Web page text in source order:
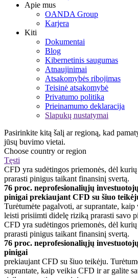
Apie mus
OANDA Group
Karjera
Kiti
Dokumentai
Blog
Kibernetinis saugumas
Atnaujinimai
Atsakomybės ribojimas
Teisinė atsakomybė
Privatumo politika
Prieinamumo deklaracija
Slapukų nustatymai
Pasirinkite kitą šalį ar regioną, kad
jūsų buvimo vietai.
Choose country or region
Tęsti
CFD yra sudėtingos priemonės, dėl
prarasti pinigus taikant finansinį svertą.
76 proc. neprofesionaliųjų
pinigai prekiaujant CFD su šiuo
Turėtumėte pagalvoti, ar suprantate,
leisti prisiimti didelę riziką prarasti savo
CFD yra sudėtingos priemonės, dėl
prarasti pinigus taikant finansinį svertą.
76 proc. neprofesionaliųjų
pinigai
prekiaujant CFD su šiuo teikėju.
suprantate, kaip veikia CFD ir ar galite